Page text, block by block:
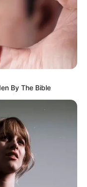
By The Bible